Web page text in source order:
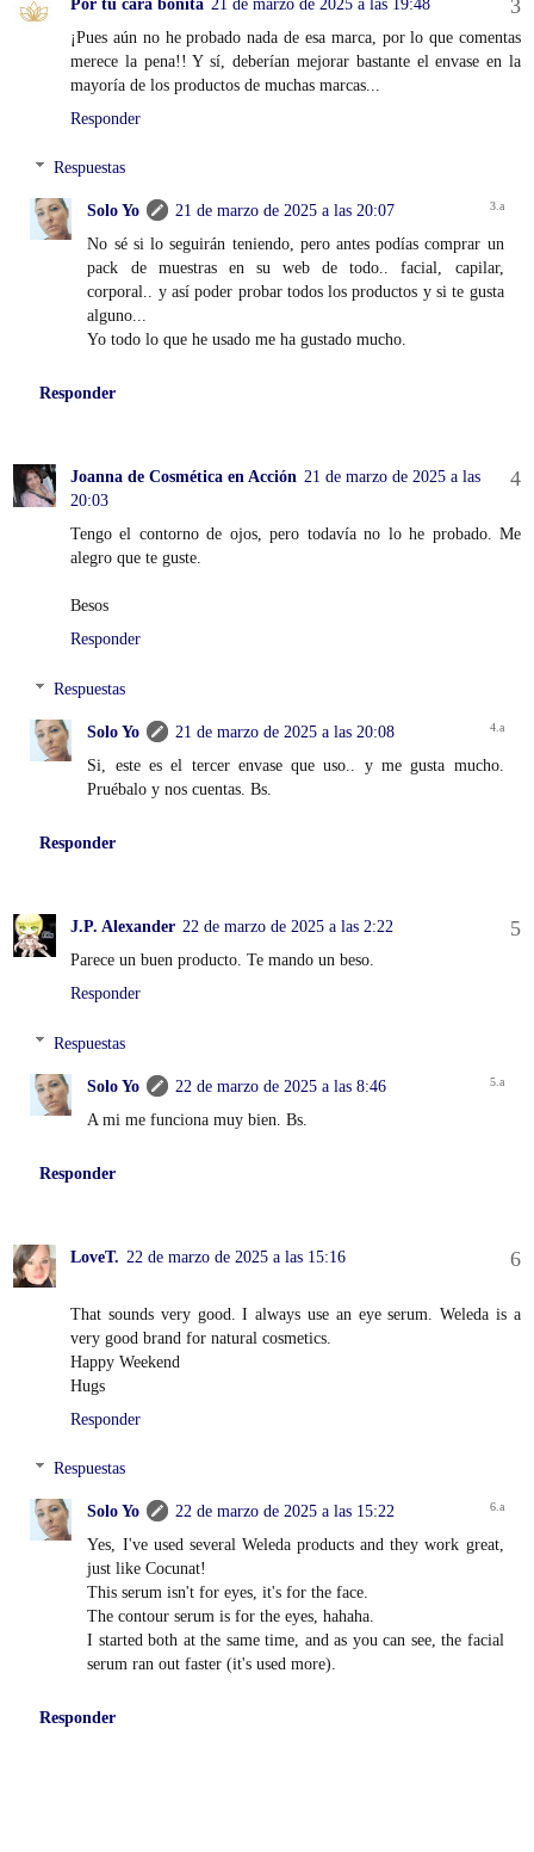
¡Pues aún no he probado nada de esa marca, por lo que comentas
merece la pena!! Y sí, deberían mejorar bastante el envase en la
mayoría de los productos de muchas marcas...
Responder
Respuestas
Solo Yo
21 de marzo de 2025 a las 20:07
No sé si lo seguirán teniendo, pero antes podías comprar un
pack de muestras en su web de todo.. facial, capilar,
corporal.. y así poder probar todos los productos y si te gusta
alguno...
Yo todo lo que he usado me ha gustado mucho.
Responder
Joanna de Cosmética en Acción 21 de marzo de 2025 a las
20:03
Tengo el contorno de ojos, pero todavía no lo he probado. Me
alegro que te guste.
Besos
Responder
Respuestas
Solo Yo
21 de marzo de 2025 a las 20:08
Si, este es el tercer envase que uso.. y me gusta mucho.
Pruébalo y nos cuentas. Bs.
Responder
J.P. Alexander 22 de marzo de 2025 a las 2:22
Parece un buen producto. Te mando un beso.
Responder
Respuestas
Solo Yo
22 de marzo de 2025 a las 8:46
A mi me funciona muy bien. Bs.
Responder
LoveT. 22 de marzo de 2025 a las 15:16
That sounds very good. I always use an eye serum. Weleda is a
very good brand for natural cosmetics.
Happy Weekend
Hugs
Responder
Respuestas
Solo Yo
22 de marzo de 2025 a las 15:22
Yes, I've used several Weleda products and they work great,
just like Cocunat!
This serum isn't for eyes, it's for the face.
The contour serum is for the eyes, hahaha.
I started both at the same time, and as you can see, the facial
serum ran out faster (it's used more).
Responder